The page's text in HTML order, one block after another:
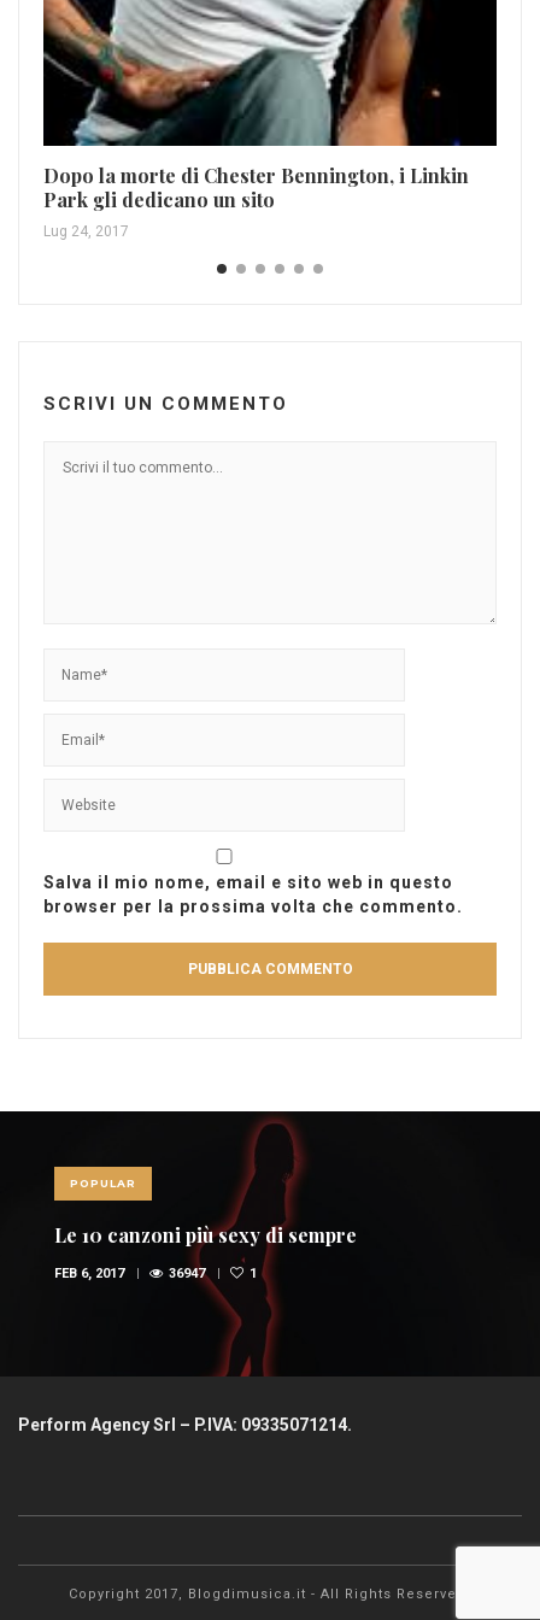
Dopo la morte di Chester Bennington, i Linkin
Park gli dedicano un sito
Lug 24, 2017
SCRIVI UN COMMENTO
Salva il mio nome, email e sito web in questo
browser per la prossima volta che commento.
POPULAR
Le 10 canzoni più sexy di sempre
FEB 6, 2017 36947 1
Perform Agency Srl – P.IVA: 09335071214.
Copyright 2017, Blogdimusica.it - All Rights Reserved.